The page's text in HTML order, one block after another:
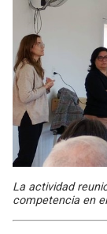
La actividad
competencia en